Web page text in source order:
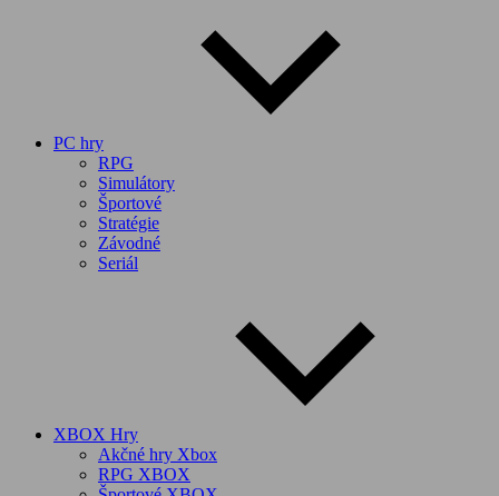
PC hry
RPG
Simulátory
Športové
Stratégie
Závodné
Seriál
XBOX Hry
Akčné hry Xbox
RPG XBOX